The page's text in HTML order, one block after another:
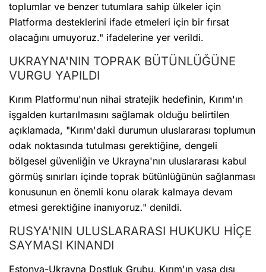
toplumlar ve benzer tutumlara sahip ülkeler için
Platforma desteklerini ifade etmeleri için bir fırsat
olacağını umuyoruz." ifadelerine yer verildi.
UKRAYNA'NIN TOPRAK BÜTÜNLÜĞÜNE
VURGU YAPILDI
Kırım Platformu'nun nihai stratejik hedefinin, Kırım'ın
işgalden kurtarılmasını sağlamak olduğu belirtilen
açıklamada, "Kırım'daki durumun uluslararası toplumun
odak noktasında tutulması gerektiğine, dengeli
bölgesel güvenliğin ve Ukrayna'nın uluslararası kabul
görmüş sınırları içinde toprak bütünlüğünün sağlanması
konusunun en önemli konu olarak kalmaya devam
etmesi gerektiğine inanıyoruz." denildi.
RUSYA'NIN ULUSLARARASI HUKUKU HİÇE
SAYMASI KINANDI
Estonya-Ukrayna Dostluk Grubu, Kırım'ın yasa dışı